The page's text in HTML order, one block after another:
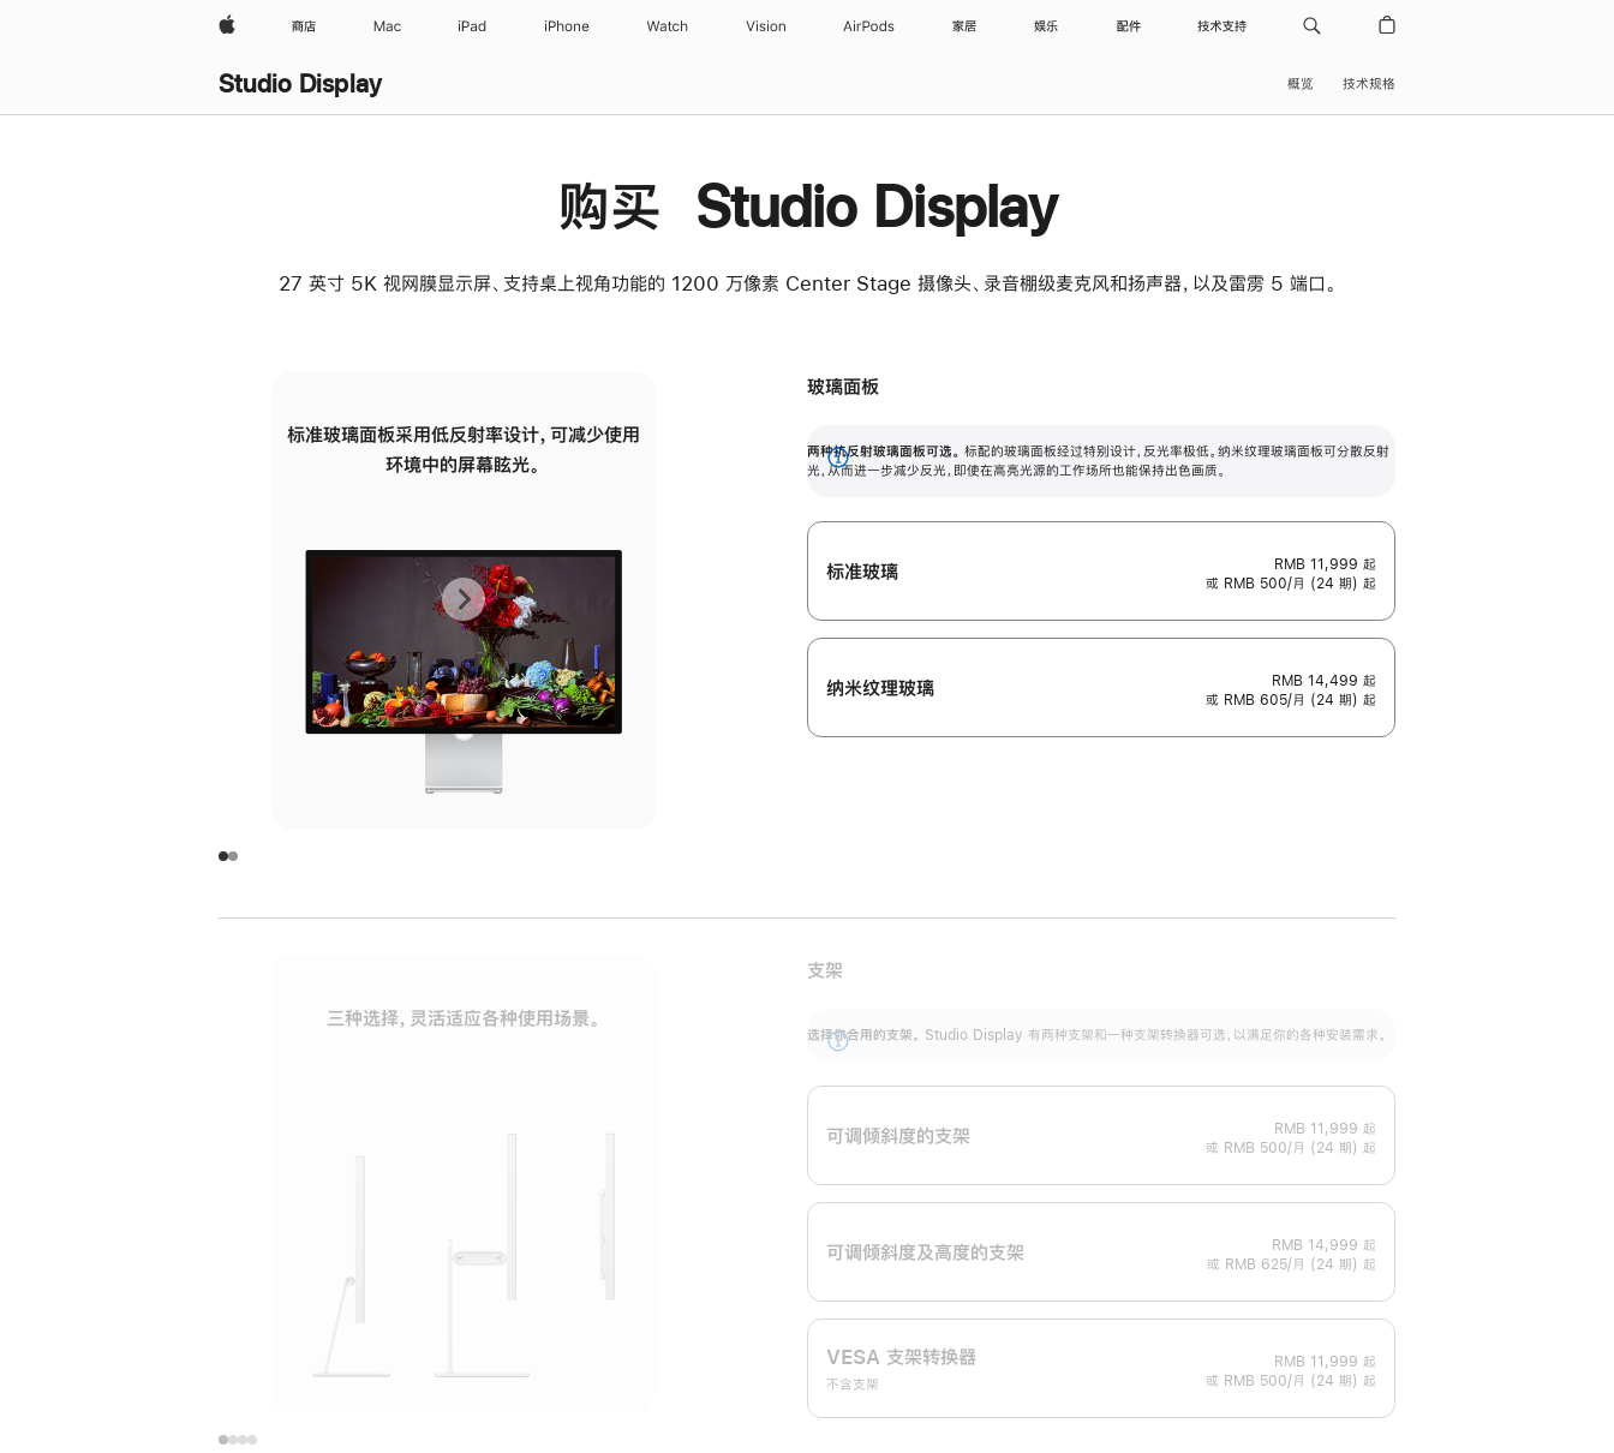
Apple 商店 Mac iPad iPhone Watch Vision AirPods 家居 娱乐 配件 技术支持
Studio Display 概览 技术规格
购买 Studio Display
27 英寸 5K 视网膜显示屏、支持桌上视角功能的 1200 万像素 Center Stage 摄像头、录音棚级麦克风和扬声器，以及雷雳 5 端口。
标准玻璃面板采用低反射率设计，可减少使用
环境中的屏幕眩光。
有高亮光源的场所使用，也能保持出色画质。
上
一
张
图
面
下
一
张
图
面
玻璃面板
两种抗反射玻璃面板可选。 标配的玻璃面板经过特别设计，反光率极低。纳米纹理玻璃面板可分散反射
光，从而进一步减少反光，即使在高亮光源的工作场所也能保持出色画质。
展
标准玻璃 RMB 11,999 起
或 RMB 500/月 (24 期) 起
纳米纹理玻璃 RMB 14,499 起
或 RMB 605/月 (24 期) 起
三种选择，灵活适应各种使用场景。
调节范围。
毫米的高度调节范围。
张
张
支架
选择你合用的支架。 Studio Display 有两种支架和一种支架转换器可选，以满足你的各种安装需求。
展
开
可调倾斜度的支架 RMB 11,999 起
或 RMB 500/月 (24 期) 起
可调倾斜度及高‍度的支‍架 RMB 14,999 起
或 RMB 625/月 (24 期) 起
VESA 支架转换器
不含支架
RMB 11,999 起
或 RMB 500/月 (24 期) 起